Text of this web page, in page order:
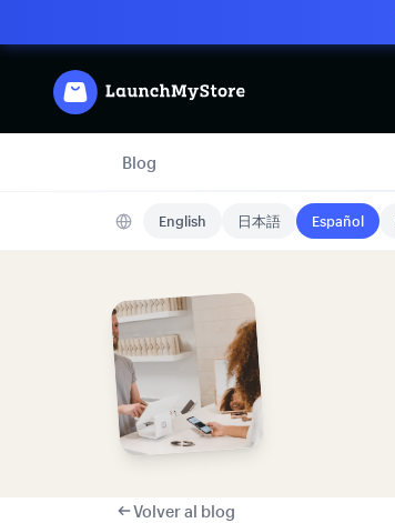
Blog
English 日本語 Español
Volver al blog